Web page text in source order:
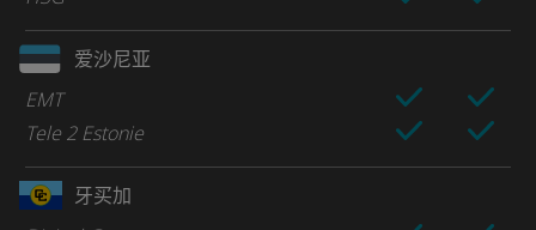
爱沙尼亚
EMT
Tele 2 Estonie
牙买加